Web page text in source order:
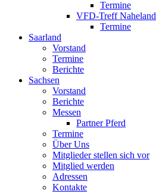
Termine
VFD-Treff Naheland
Termine
Saarland
Vorstand
Termine
Berichte
Sachsen
Vorstand
Berichte
Messen
Partner Pferd
Termine
Über Uns
Mitglieder stellen sich vor
Mitglied werden
Adressen
Kontakte